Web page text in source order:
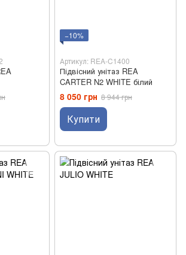
−10%
Артикул: REA-C1400
Підвісний унітаз REA
CARTER N2 WHITE білий
8 050 грн 8 944 грн
Купити